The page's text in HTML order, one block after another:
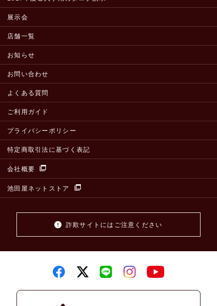
展示会
店舗一覧
お知らせ
お問い合わせ
よくある質問
ご利用ガイド
プライバシーポリシー
特定商取引法に基づく表記
会社概要
池田屋ネットストア
詐欺サイトにはご注意ください